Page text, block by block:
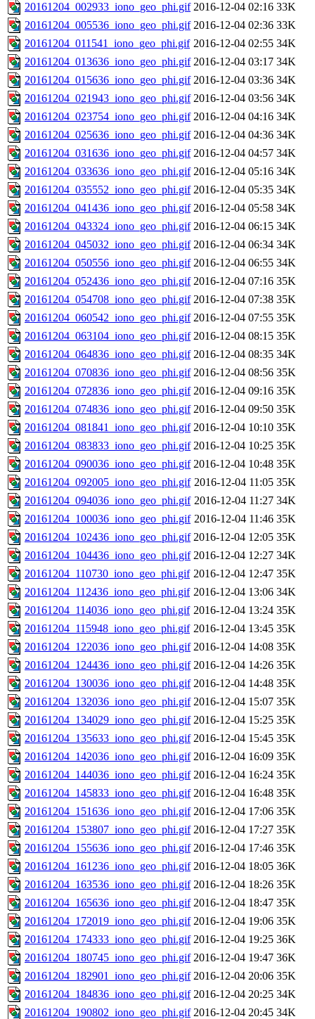
20161204_002933_iono_geo_phi.gif 2016-12-04 02:16 33K
20161204_005536_iono_geo_phi.gif 2016-12-04 02:36 33K
20161204_011541_iono_geo_phi.gif 2016-12-04 02:55 34K
20161204_013636_iono_geo_phi.gif 2016-12-04 03:17 34K
20161204_015636_iono_geo_phi.gif 2016-12-04 03:36 34K
20161204_021943_iono_geo_phi.gif 2016-12-04 03:56 34K
20161204_023754_iono_geo_phi.gif 2016-12-04 04:16 34K
20161204_025636_iono_geo_phi.gif 2016-12-04 04:36 34K
20161204_031636_iono_geo_phi.gif 2016-12-04 04:57 34K
20161204_033636_iono_geo_phi.gif 2016-12-04 05:16 34K
20161204_035552_iono_geo_phi.gif 2016-12-04 05:35 34K
20161204_041436_iono_geo_phi.gif 2016-12-04 05:58 34K
20161204_043324_iono_geo_phi.gif 2016-12-04 06:15 34K
20161204_045032_iono_geo_phi.gif 2016-12-04 06:34 34K
20161204_050556_iono_geo_phi.gif 2016-12-04 06:55 34K
20161204_052436_iono_geo_phi.gif 2016-12-04 07:16 35K
20161204_054708_iono_geo_phi.gif 2016-12-04 07:38 35K
20161204_060542_iono_geo_phi.gif 2016-12-04 07:55 35K
20161204_063104_iono_geo_phi.gif 2016-12-04 08:15 35K
20161204_064836_iono_geo_phi.gif 2016-12-04 08:35 34K
20161204_070836_iono_geo_phi.gif 2016-12-04 08:56 35K
20161204_072836_iono_geo_phi.gif 2016-12-04 09:16 35K
20161204_074836_iono_geo_phi.gif 2016-12-04 09:50 35K
20161204_081841_iono_geo_phi.gif 2016-12-04 10:10 35K
20161204_083833_iono_geo_phi.gif 2016-12-04 10:25 35K
20161204_090036_iono_geo_phi.gif 2016-12-04 10:48 35K
20161204_092005_iono_geo_phi.gif 2016-12-04 11:05 35K
20161204_094036_iono_geo_phi.gif 2016-12-04 11:27 34K
20161204_100036_iono_geo_phi.gif 2016-12-04 11:46 35K
20161204_102436_iono_geo_phi.gif 2016-12-04 12:05 35K
20161204_104436_iono_geo_phi.gif 2016-12-04 12:27 34K
20161204_110730_iono_geo_phi.gif 2016-12-04 12:47 35K
20161204_112436_iono_geo_phi.gif 2016-12-04 13:06 34K
20161204_114036_iono_geo_phi.gif 2016-12-04 13:24 35K
20161204_115948_iono_geo_phi.gif 2016-12-04 13:45 35K
20161204_122036_iono_geo_phi.gif 2016-12-04 14:08 35K
20161204_124436_iono_geo_phi.gif 2016-12-04 14:26 35K
20161204_130036_iono_geo_phi.gif 2016-12-04 14:48 35K
20161204_132036_iono_geo_phi.gif 2016-12-04 15:07 35K
20161204_134029_iono_geo_phi.gif 2016-12-04 15:25 35K
20161204_135633_iono_geo_phi.gif 2016-12-04 15:45 35K
20161204_142036_iono_geo_phi.gif 2016-12-04 16:09 35K
20161204_144036_iono_geo_phi.gif 2016-12-04 16:24 35K
20161204_145833_iono_geo_phi.gif 2016-12-04 16:48 35K
20161204_151636_iono_geo_phi.gif 2016-12-04 17:06 35K
20161204_153807_iono_geo_phi.gif 2016-12-04 17:27 35K
20161204_155636_iono_geo_phi.gif 2016-12-04 17:46 35K
20161204_161236_iono_geo_phi.gif 2016-12-04 18:05 36K
20161204_163536_iono_geo_phi.gif 2016-12-04 18:26 35K
20161204_165636_iono_geo_phi.gif 2016-12-04 18:47 35K
20161204_172019_iono_geo_phi.gif 2016-12-04 19:06 35K
20161204_174333_iono_geo_phi.gif 2016-12-04 19:25 36K
20161204_180745_iono_geo_phi.gif 2016-12-04 19:47 36K
20161204_182901_iono_geo_phi.gif 2016-12-04 20:06 35K
20161204_184836_iono_geo_phi.gif 2016-12-04 20:25 34K
20161204_190802_iono_geo_phi.gif 2016-12-04 20:45 34K